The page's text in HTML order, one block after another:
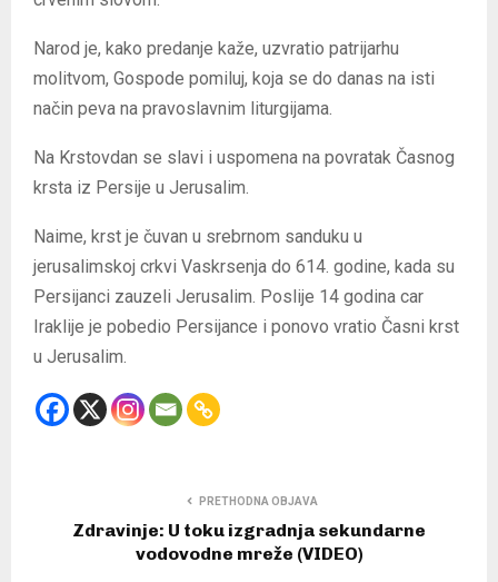
Narod je, kako predanje kaže, uzvratio patrijarhu
molitvom, Gospode pomiluj, koja se do danas na isti
način peva na pravoslavnim liturgijama.
Na Krstovdan se slavi i uspomena na povratak Časnog
krsta iz Persije u Jerusalim.
Naime, krst je čuvan u srebrnom sanduku u
jerusalimskoj crkvi Vaskrsenja do 614. godine, kada su
Persijanci zauzeli Jerusalim. Poslije 14 godina car
Iraklije je pobedio Persijance i ponovo vratio Časni krst
u Jerusalim.
PRETHODNA OBJAVA
Zdravinje: U toku izgradnja sekundarne
vodovodne mreže (VIDEO)